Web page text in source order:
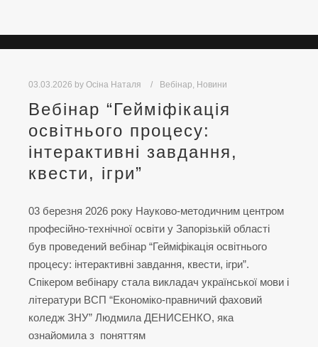
03.03.2026 by Осіна Наталя Вебінар Новини
Вебінар “Гейміфікація
освітнього процесу:
інтерактивні завдання,
квести, ігри”
03 березня 2026 року Науково-методичним центром
професійно-технічної освіти у Запорізькій області
був проведений вебінар “Гейміфікація освітнього
процесу: інтерактивні завдання, квести, ігри”.
Спікером вебінару стала викладач української мови і
літератури ВСП “Економіко-правничий фаховий
коледж ЗНУ” Людмила ДЕНИСЕНКО, яка
ознайомила з поняттям